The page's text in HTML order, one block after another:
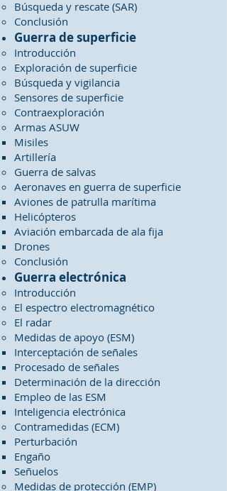
Búsqueda y rescate (SAR)
Conclusión
Guerra de superficie
Introducción
Exploración de superficie
Búsqueda y vigilancia
Sensores de superficie
Contraexploración
Armas ASUW
Misiles
Artillería
Guerra de salvas
Aeronaves en guerra de superficie
Aviones de patrulla marítima
Helicópteros
Aviación embarcada de ala fija
Drones
Conclusión
Guerra electrónica
Introducción
El espectro electromagnético
El radar
Medidas de apoyo (ESM)
Interceptación de señales
Procesado de señales
Determinación de la dirección
Empleo de las ESM
Inteligencia electrónica
Contramedidas (ECM)
Perturbación
Engaño
Señuelos
Medidas de protección (EMP)